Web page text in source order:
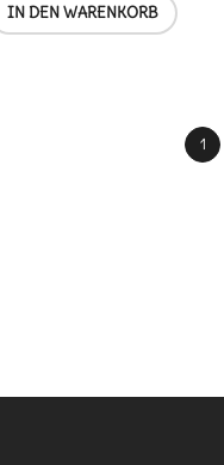
IN DEN WARENKORB
1